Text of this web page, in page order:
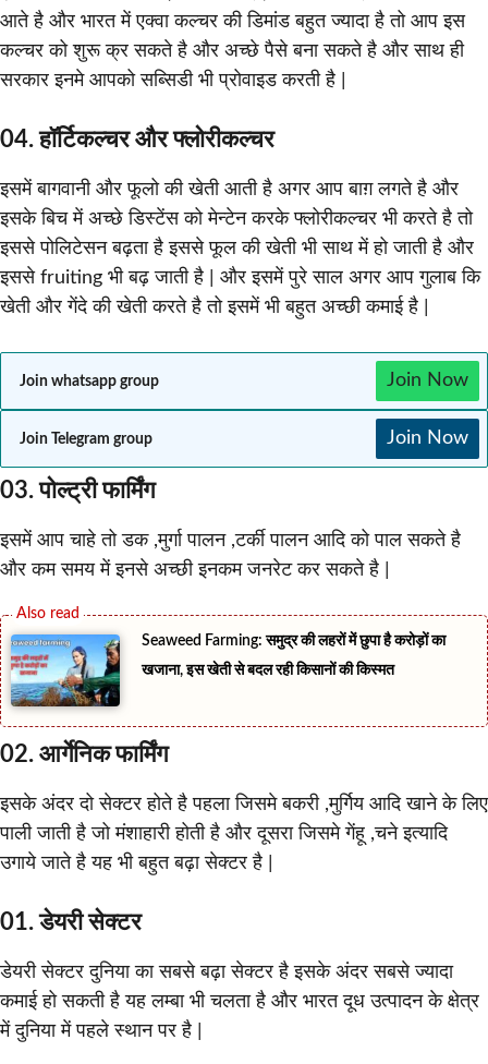
आते है और भारत में एक्वा कल्चर की डिमांड बहुत ज्यादा है तो आप इस
कल्चर को शुरू क्र सकते है और अच्छे पैसे बना सकते है और साथ ही
सरकार इनमे आपको सब्सिडी भी प्रोवाइड करती है |
04. हॉर्टिकल्चर और फ्लोरीकल्चर
इसमें बागवानी और फूलो की खेती आती है अगर आप बाग़ लगते है और
इसके बिच में अच्छे डिस्टेंस को मेन्टेन करके फ्लोरीकल्चर भी करते है तो
इससे पोलिटेसन बढ़ता है इससे फूल की खेती भी साथ में हो जाती है और
इससे fruiting भी बढ़ जाती है | और इसमें पुरे साल अगर आप गुलाब कि
खेती और गेंदे की खेती करते है तो इसमें भी बहुत अच्छी कमाई है |
Join whatsapp group Join Now
Join Telegram group Join Now
03. पोल्ट्री फार्मिंग
इसमें आप चाहे तो डक ,मुर्गा पालन ,टर्की पालन आदि को पाल सकते है
और कम समय में इनसे अच्छी इनकम जनरेट कर सकते है |
Seaweed Farming: समुद्र की लहरों में छुपा है करोड़ों का
खजाना, इस खेती से बदल रही किसानों की किस्मत
02. आर्गेनिक फार्मिंग
इसके अंदर दो सेक्टर होते है पहला जिसमे बकरी ,मुर्गिय आदि खाने के लिए
पाली जाती है जो मंशाहारी होती है और दूसरा जिसमे गेंहू ,चने इत्यादि
उगाये जाते है यह भी बहुत बढ़ा सेक्टर है |
01. डेयरी सेक्टर
डेयरी सेक्टर दुनिया का सबसे बढ़ा सेक्टर है इसके अंदर सबसे ज्यादा
कमाई हो सकती है यह लम्बा भी चलता है और भारत दूध उत्पादन के क्षेत्र
में दुनिया में पहले स्थान पर है |